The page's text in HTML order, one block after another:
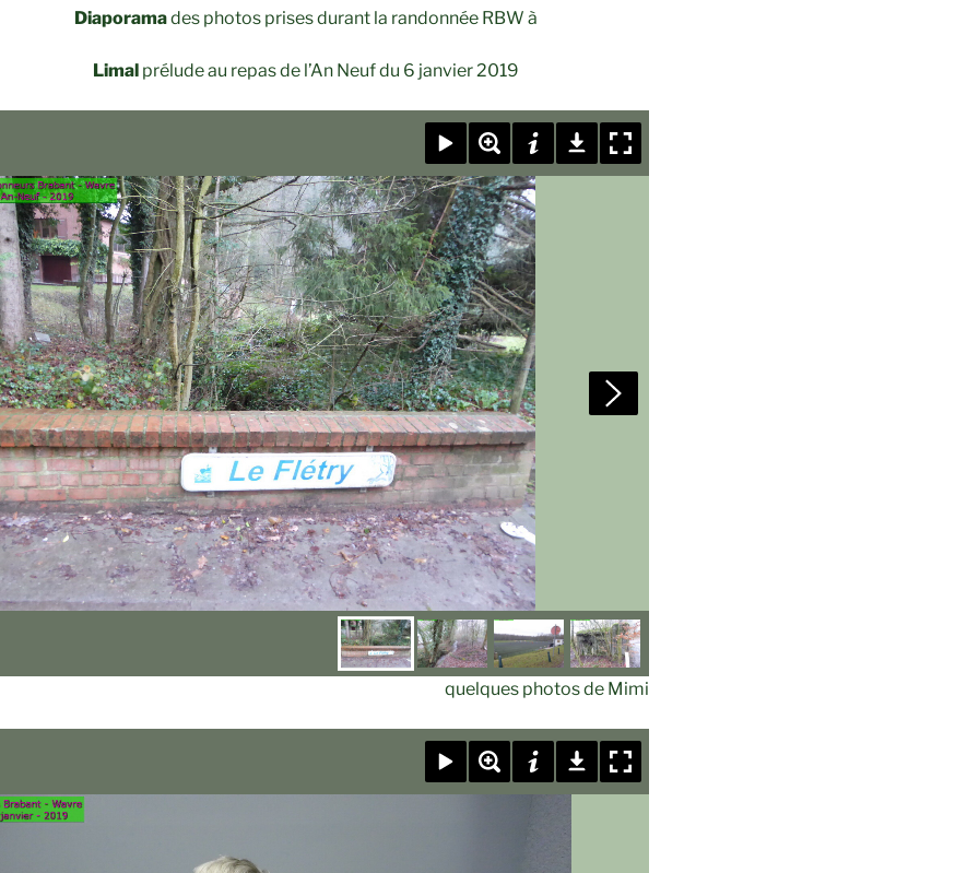
Diaporamades photos prises durant la randonnée RBW à
Limal prélude au repas de l’An Neuf du 6 janvier 2019
quelques photos de Mimi